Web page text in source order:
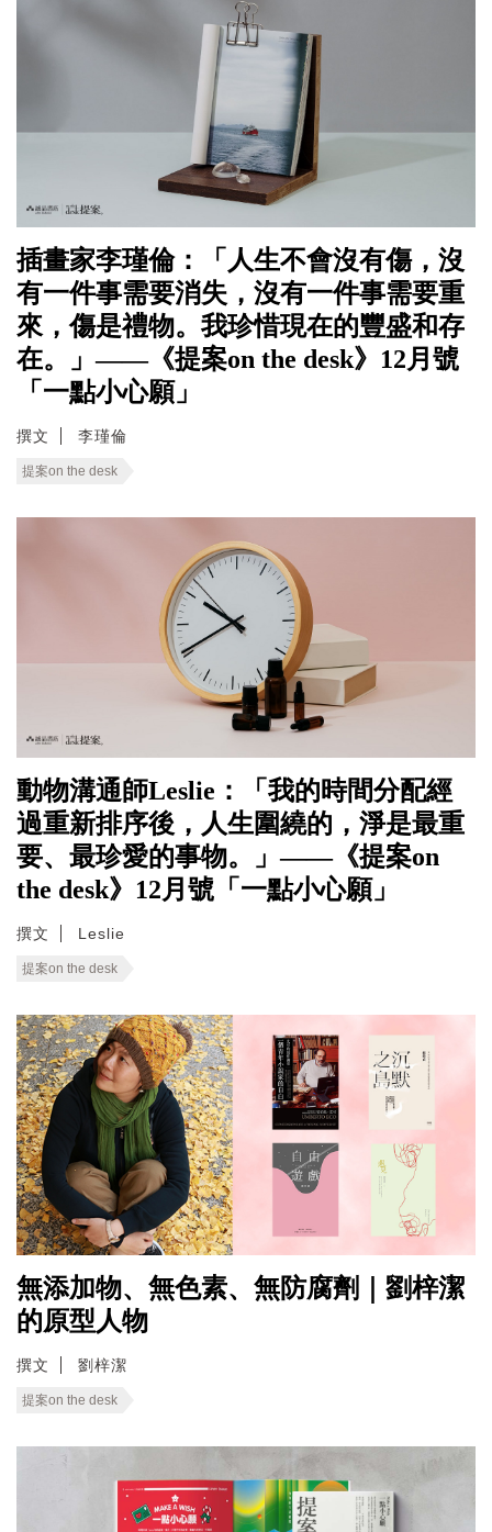
插畫家李瑾倫：「人生不會沒有傷，沒
有一件事需要消失，沒有一件事需要重
來，傷是禮物。我珍惜現在的豐盛和存
在。」——《提案on the desk》12月號
「一點小心願」
撰文 李瑾倫
提案on the desk
動物溝通師Leslie：「我的時間分配經
過重新排序後，人生圍繞的，淨是最重
要、最珍愛的事物。」——《提案on
the desk》12月號「一點小心願」
撰文 Leslie
提案on the desk
無添加物、無色素、無防腐劑｜劉梓潔
的原型人物
撰文 劉梓潔
提案on the desk